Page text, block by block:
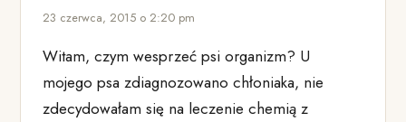
23 czerwca, 2015 o 2:20 pm
Witam, czym wesprzeć psi organizm? U
mojego psa zdiagnozowano chłoniaka, nie
zdecydowałam się na leczenie chemią z